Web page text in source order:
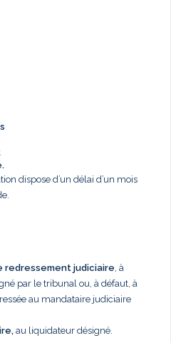
dispose d’un délai d’un mois
redressement judiciaire , à
par le tribunal ou, à défaut, à
au mandataire judiciaire
au liquidateur désigné.